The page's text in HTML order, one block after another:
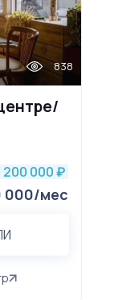
838
200 000 ₽
000/мес